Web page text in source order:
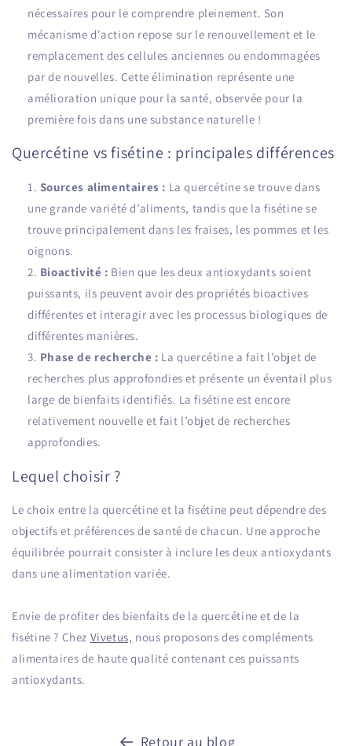
nécessaires pour le comprendre pleinement. Son
mécanisme d'action repose sur le renouvellement et le
remplacement des cellules anciennes ou endommagées
par de nouvelles. Cette élimination représente une
amélioration unique pour la santé, observée pour la
première fois dans une substance naturelle !
Quercétine vs fisétine : principales différences
Sources alimentaires : La quercétine se trouve dans
une grande variété d’aliments, tandis que la fisétine se
trouve principalement dans les fraises, les pommes et les
oignons.
Bioactivité : Bien que les deux antioxydants soient
puissants, ils peuvent avoir des propriétés bioactives
différentes et interagir avec les processus biologiques de
différentes manières.
Phase de recherche : La quercétine a fait l’objet de
recherches plus approfondies et présente un éventail plus
large de bienfaits identifiés. La fisétine est encore
relativement nouvelle et fait l’objet de recherches
approfondies.
Lequel choisir ?
Le choix entre la quercétine et la fisétine peut dépendre des
objectifs et préférences de santé de chacun. Une approche
équilibrée pourrait consister à inclure les deux antioxydants
dans une alimentation variée.
Envie de profiter des bienfaits de la quercétine et de la
fisétine ? Chez Vivetus, nous proposons des compléments
alimentaires de haute qualité contenant ces puissants
antioxydants.
Retour au blog